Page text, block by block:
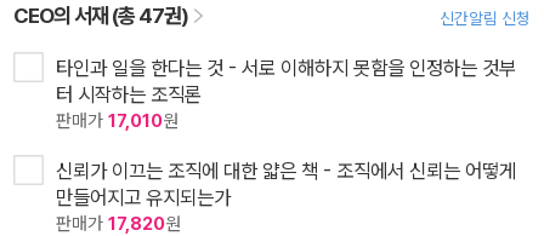
CEO의 서재 (총 47권) 신간알림 신청
타인과 일을 한다는 것 - 서로 이해하지 못함을 인정하는 것부
터 시작하는 조직론
판매가 17,010원
신뢰가 이끄는 조직에 대한 얇은 책 - 조직에서 신뢰는 어떻게
만들어지고 유지되는가
판매가 17,820원